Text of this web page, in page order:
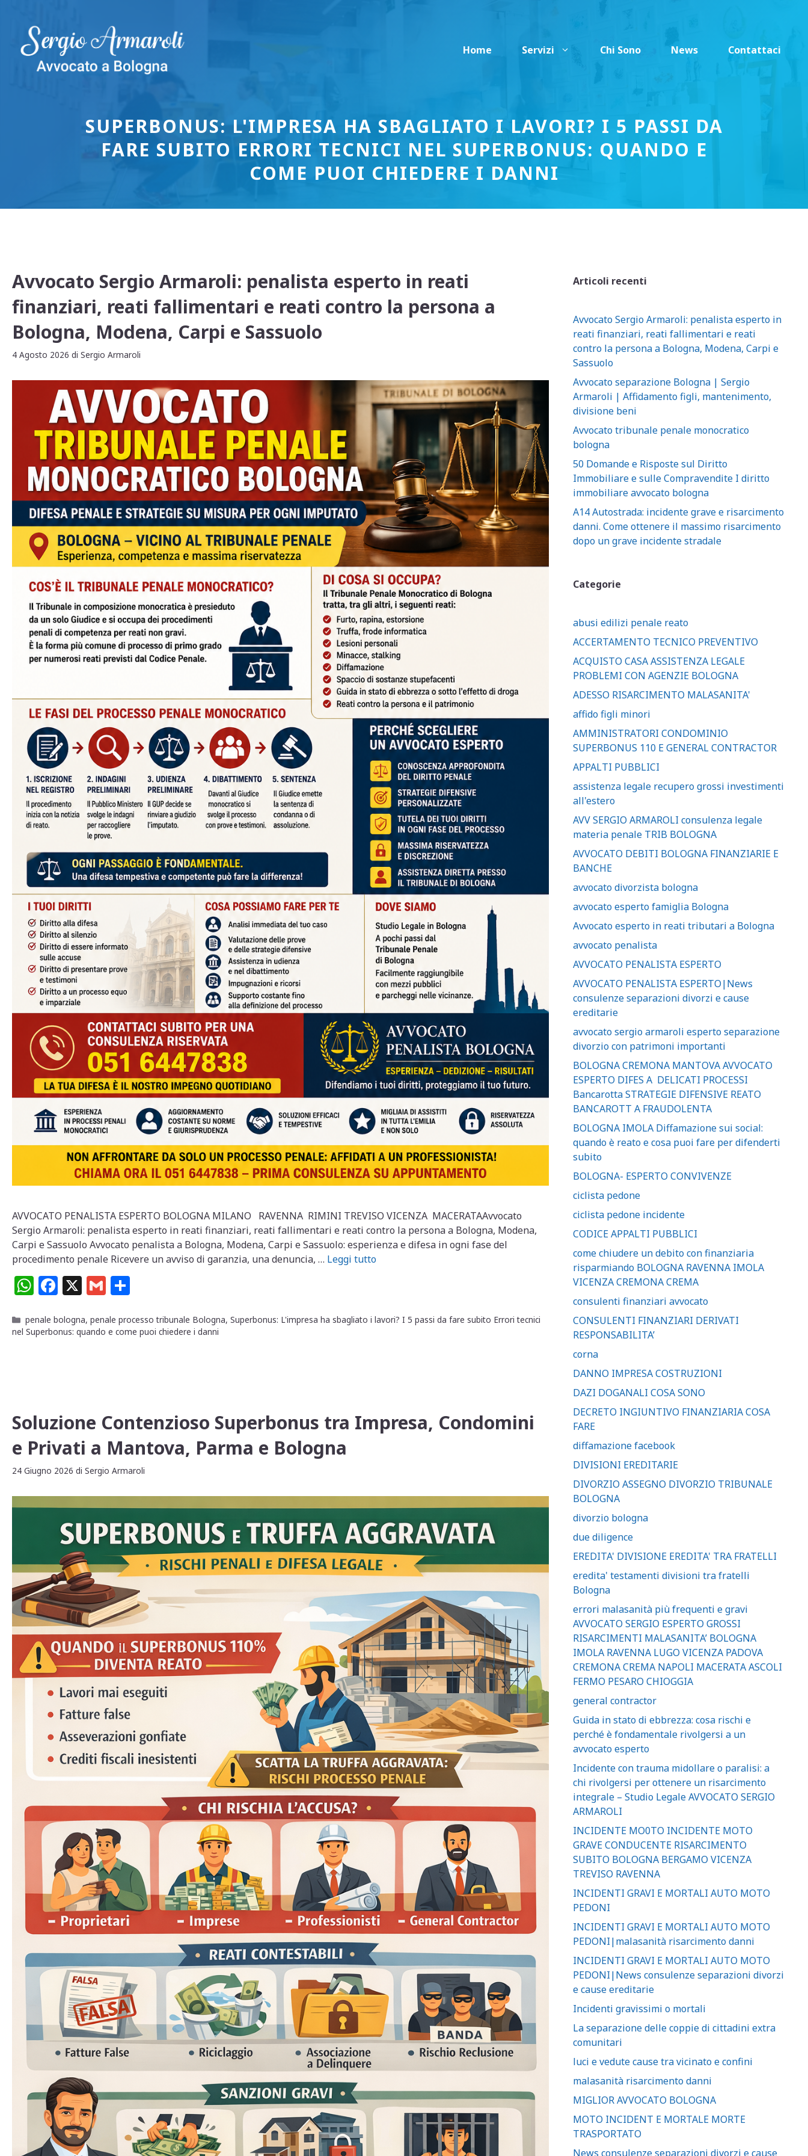
contenuto
Home
Servizi Chi Sono News Contattaci
SUPERBONUS: L'IMPRESA HA SBAGLIATO I LAVORI? I 5 PASSI DA
FARE SUBITO ERRORI TECNICI NEL SUPERBONUS: QUANDO E
COME PUOI CHIEDERE I DANNI
Avvocato Sergio Armaroli: penalista esperto in reati
finanziari, reati fallimentari e reati contro la persona a
Bologna, Modena, Carpi e Sassuolo
4 Agosto 2026 di Sergio Armaroli
AVVOCATO PENALISTA ESPERTO BOLOGNA MILANO RAVENNA RIMINI TREVISO VICENZA MACERATAAvvocato
Sergio Armaroli: penalista esperto in reati finanziari, reati fallimentari e reati contro la persona a Bologna, Modena,
Carpi e Sassuolo Avvocato penalista a Bologna, Modena, Carpi e Sassuolo: esperienza e difesa in ogni fase del
procedimento penale Ricevere un avviso di garanzia, una denuncia, … Leggi tutto
W
at
s
F
c
e
k
X G
ai
l
n
di
Categorie
penale bologna, penale processo tribunale Bologna, Superbonus: L'impresa ha sbagliato i lavori? I 5 passi da fare subito Errori tecnici
nel Superbonus: quando e come puoi chiedere i danni
Soluzione Contenzioso Superbonus tra Impresa, Condomini
e Privati a Mantova, Parma e Bologna
24 Giugno 2026 di Sergio Armaroli
Articoli recenti
Avvocato Sergio Armaroli: penalista esperto in
reati finanziari, reati fallimentari e reati
contro la persona a Bologna, Modena, Carpi e
Sassuolo
Avvocato separazione Bologna | Sergio
Armaroli | Affidamento figli, mantenimento,
divisione beni
Avvocato tribunale penale monocratico
bologna
50 Domande e Risposte sul Diritto
Immobiliare e sulle Compravendite I diritto
immobiliare avvocato bologna
A14 Autostrada: incidente grave e risarcimento
danni. Come ottenere il massimo risarcimento
dopo un grave incidente stradale
Categorie
abusi edilizi penale reato
ACCERTAMENTO TECNICO PREVENTIVO
ACQUISTO CASA ASSISTENZA LEGALE
PROBLEMI CON AGENZIE BOLOGNA
ADESSO RISARCIMENTO MALASANITA'
affido figli minori
AMMINISTRATORI CONDOMINIO
SUPERBONUS 110 E GENERAL CONTRACTOR
APPALTI PUBBLICI
assistenza legale recupero grossi investimenti
all'estero
AVV SERGIO ARMAROLI consulenza legale
materia penale TRIB BOLOGNA
AVVOCATO DEBITI BOLOGNA FINANZIARIE E
BANCHE
avvocato divorzista bologna
avvocato esperto famiglia Bologna
Avvocato esperto in reati tributari a Bologna
avvocato penalista
AVVOCATO PENALISTA ESPERTO
AVVOCATO PENALISTA ESPERTO|News
consulenze separazioni divorzi e cause
ereditarie
avvocato sergio armaroli esperto separazione
divorzio con patrimoni importanti
BOLOGNA CREMONA MANTOVA AVVOCATO
ESPERTO DIFES A DELICATI PROCESSI
Bancarotta STRATEGIE DIFENSIVE REATO
BANCAROTT A FRAUDOLENTA
BOLOGNA IMOLA Diffamazione sui social:
quando è reato e cosa puoi fare per difenderti
subito
BOLOGNA- ESPERTO CONVIVENZE
ciclista pedone
ciclista pedone incidente
CODICE APPALTI PUBBLICI
come chiudere un debito con finanziaria
risparmiando BOLOGNA RAVENNA IMOLA
VICENZA CREMONA CREMA
consulenti finanziari avvocato
CONSULENTI FINANZIARI DERIVATI
RESPONSABILITA’
corna
DANNO IMPRESA COSTRUZIONI
DAZI DOGANALI COSA SONO
DECRETO INGIUNTIVO FINANZIARIA COSA
FARE
diffamazione facebook
DIVISIONI EREDITARIE
DIVORZIO ASSEGNO DIVORZIO TRIBUNALE
BOLOGNA
divorzio bologna
due diligence
EREDITA' DIVISIONE EREDITA' TRA FRATELLI
eredita' testamenti divisioni tra fratelli
Bologna
errori malasanità più frequenti e gravi
AVVOCATO SERGIO ESPERTO GROSSI
RISARCIMENTI MALASANITA’ BOLOGNA
IMOLA RAVENNA LUGO VICENZA PADOVA
CREMONA CREMA NAPOLI MACERATA ASCOLI
FERMO PESARO CHIOGGIA
general contractor
Guida in stato di ebbrezza: cosa rischi e
perché è fondamentale rivolgersi a un
avvocato esperto
Incidente con trauma midollare o paralisi: a
chi rivolgersi per ottenere un risarcimento
integrale – Studio Legale AVVOCATO SERGIO
ARMAROLI
INCIDENTE MO0TO INCIDENTE MOTO
GRAVE CONDUCENTE RISARCIMENTO
SUBITO BOLOGNA BERGAMO VICENZA
TREVISO RAVENNA
INCIDENTI GRAVI E MORTALI AUTO MOTO
PEDONI
INCIDENTI GRAVI E MORTALI AUTO MOTO
PEDONI|malasanità risarcimento danni
INCIDENTI GRAVI E MORTALI AUTO MOTO
PEDONI|News consulenze separazioni divorzi
e cause ereditarie
Incidenti gravissimi o mortali
La separazione delle coppie di cittadini extra
comunitari
luci e vedute cause tra vicinato e confini
malasanità risarcimento danni
MIGLIOR AVVOCATO BOLOGNA
MOTO INCIDENT E MORTALE MORTE
TRASPORTATO
News consulenze separazioni divorzi e cause